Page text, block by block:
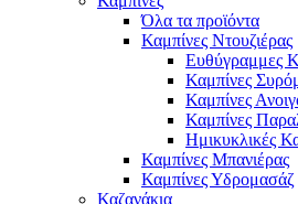
Όλα τα προϊόντα
Καμπίνες Ντουζιέρας
Ευθύγραμμες
Καμπίνες
Καμπίνες
Καμπίνες
Ημικυκλικές
Καμπίνες Μπανιέρας
Καμπίνες Υδρομασάζ
Καζανάκια